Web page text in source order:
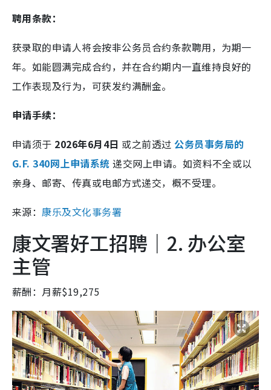
聘用条款：
获录取的申请人将会按非公务员合约条款聘用，为期一
年。如能圆满完成合约，并在合约期内一直维持良好的
工作表现及行为，可获发约满酬金。
申请手续：
申请须于 2026年6月4日 或之前透过 公务员事务局的
G.F. 340网上申请系统 递交网上申请。如资料不全或以
亲身、邮寄、传真或电邮方式递交，概不受理。
来源：康乐及文化事务署
康文署好工招聘｜2. 办公室
主管
薪酬：月薪$19,275